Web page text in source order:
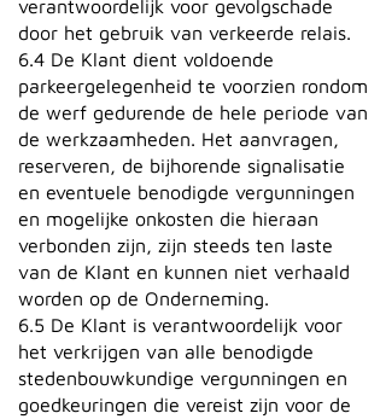
verantwoordelijk voor gevolgschade
door het gebruik van verkeerde relais.
6.4 De Klant dient voldoende
parkeergelegenheid te voorzien rondom
de werf gedurende de hele periode van
de werkzaamheden. Het aanvragen,
reserveren, de bijhorende signalisatie
en eventuele benodigde vergunningen
en mogelijke onkosten die hieraan
verbonden zijn, zijn steeds ten laste
van de Klant en kunnen niet verhaald
worden op de Onderneming.
6.5 De Klant is verantwoordelijk voor
het verkrijgen van alle benodigde
stedenbouwkundige vergunningen en
goedkeuringen die vereist zijn voor de